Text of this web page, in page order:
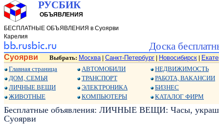
РУСБИК
ОБЪЯВЛЕНИЯ
БЕСПЛАТНЫЕ ОБЪЯВЛЕНИЯ в Суоярви
Карелия
Доска
Суоярви Выбрать: Москва| Санкт-Петербург Новосибирск
Главная страница
ДОМ, СЕМЬЯ
ЛИЧНЫЕ ВЕЩИ
ЖИВОТНЫЕ
АВТОМОБИЛИ
ТРАНСПОРТ
ЭЛЕКТРОНИКА
КОМПЬЮТЕРЫ
НЕДВИЖИМОСТЬ
РАБОТА, ВАКАНСИИ
БИЗНЕС
КАТАЛОГ ФИРМ
Бесплатные объявления: ЛИЧНЫЕ ВЕЩИ: Часы,
Суоярви